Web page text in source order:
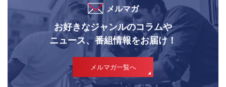
メルマガ
お好きなジャンルのコラムや
ニュース、番組情報をお届け！
メルマガ一覧へ